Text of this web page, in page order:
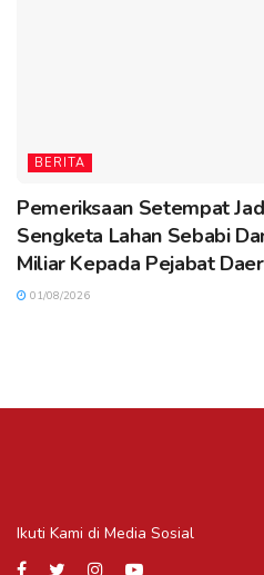
BERITA
Pemeriksaan Setempat
Sengketa Lahan Sebabi
Miliar Kepada Pejabat
01/08/2026
Ikuti Kami di Media Sosial